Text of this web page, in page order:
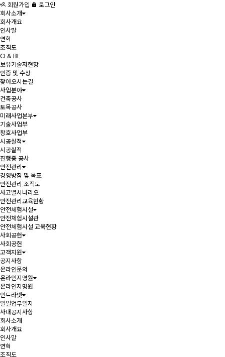
회원가입
로그인
회사소개
회사개요
인사말
연혁
조직도
CI & BI
보유기술자현황
인증 및 수상
찾아오시는길
사업분야
건축공사
토목공사
미래사업본부
기술사업부
창호사업부
시공실적
시공실적
진행중 공사
안전관리
경영방침 및 목표
안전관리 조직도
사고별시나리오
안전관리교육현황
안전체험시설
안전체험시설관
안전체험시설 교육현황
사회공헌
사회공헌
고객지원
공지사항
온라인문의
온라인지명원
온라인지명원
인트라넷
일일업무일지
사내공지사항
회사소개
회사개요
인사말
연혁
조직도